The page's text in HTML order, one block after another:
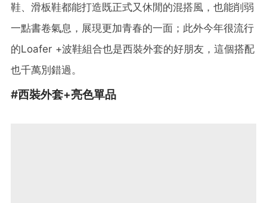
鞋、滑板鞋都能打造既正式又休閒的混搭風，也能削弱
一點書卷氣息，展現更加青春的一面；此外今年很流行
的Loafer +波鞋組合也是西裝外套的好朋友，這個搭配
也千萬別錯過。
#西裝外套+亮色單品